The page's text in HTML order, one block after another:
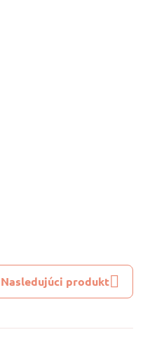
Nasledujúci produkt